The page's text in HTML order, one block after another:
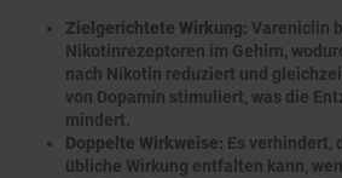
Zielgerichtete Wirkung: Vareniclin
Nikotinrezeptoren im Gehirn,
nach Nikotin reduziert und
von Dopamin stimuliert, was die
mindert.
Doppelte Wirkweise: Es verhindert,
übliche Wirkung entfalten kann,